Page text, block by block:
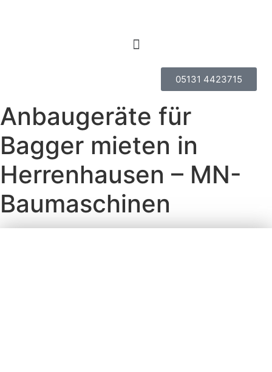
05131 4423715
Anbaugeräte für
Bagger mieten in
Herrenhausen – MN-
Baumaschinen